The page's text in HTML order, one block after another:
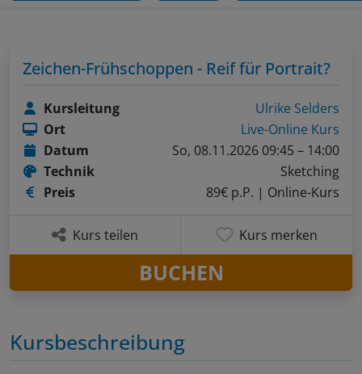
Kursbeschreibung
Zeichen-Frühschoppen - Reif für Portrait?
Kursleitung
Ulrike Selders
Ort
Live-Online Kurs
Datum
So, 08.11.2026 09:45 – 14:00
Technik
Sketching
Preis
89€ p.P. | Online-Kurs
Kurs teilen Kurs merken
BUCHEN